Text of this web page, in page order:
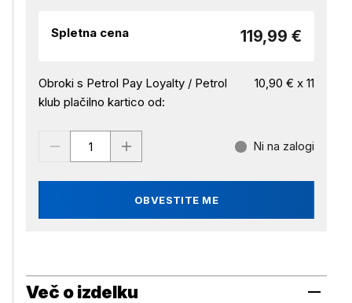
Spletna cena 119,99 €
Obroki s Petrol Pay Loyalty / Petrol
klub plačilno kartico od:
10,90 € x 11
OBVESTITE ME
Ni na zalogi
Več o izdelku